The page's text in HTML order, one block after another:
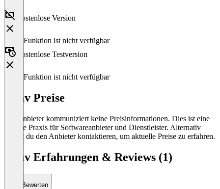
Kostenlose Version
Diese Funktion ist nicht verfügbar
Kostenlose Testversion
Diese Funktion ist nicht verfügbar
Grav Preise
Der Anbieter kommuniziert keine Preisinformationen. Dies ist eine
übliche Praxis für Softwareanbieter und Dienstleister. Alternativ
kannst du den Anbieter kontaktieren, um aktuelle Preise zu erfahren.
Grav Erfahrungen & Reviews (1)
Bewerten